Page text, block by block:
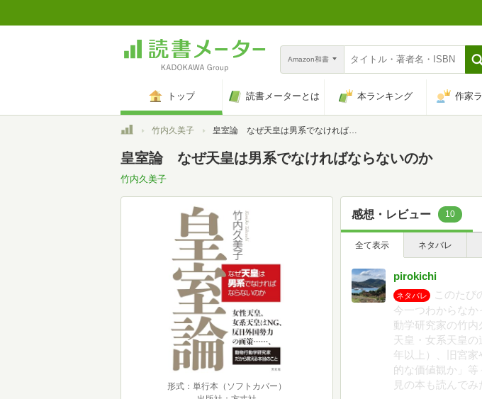
Amazon和書
トップ 読書メーターとは 本ランキング 作家
トップ竹内久美子 皇室論 なぜ天皇は男系でなければならないのか
皇室論 なぜ天皇は男系でなければならないのか
竹内久美子
形式：単行本（ソフトカバー）
感想・レビュー 10
全て表示 ネタバレ
pirokichi
ネタバレ
このた
今一つわからな
動学研究家の竹内
天皇・女系天皇
年以上）、旧宮
的な価値観か」
見の本も読んでみ